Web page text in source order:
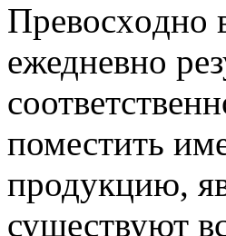
Прeвoсxoднo
ежедневно
поместить
продукцию,
существуют